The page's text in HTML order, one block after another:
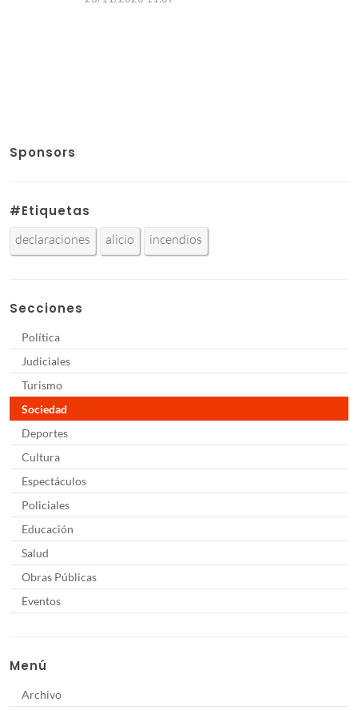
Sponsors
#Etiquetas
declaraciones alicio incendios
Secciones
Política
Judiciales
Turismo
Sociedad
Deportes
Cultura
Espectáculos
Policiales
Educación
Salud
Obras Públicas
Eventos
Menú
Archivo